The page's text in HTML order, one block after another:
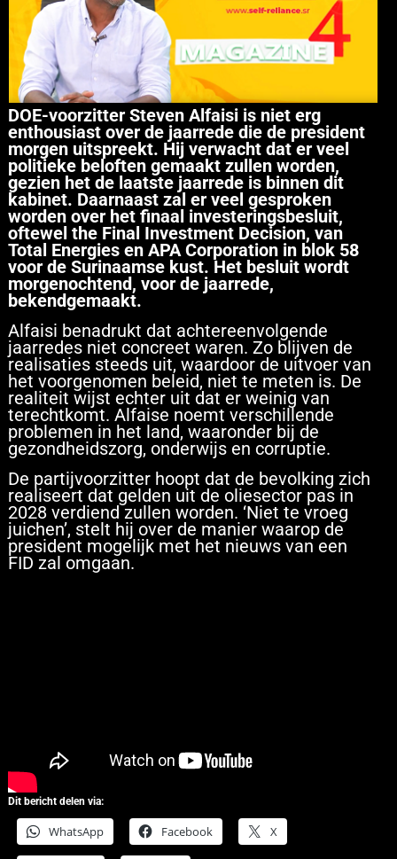
DOE-voorzitter Steven Alfaisi is niet erg
enthousiast over de jaarrede die de president
morgen uitspreekt. Hij verwacht dat er veel
politieke beloften gemaakt zullen worden,
gezien het de laatste jaarrede is binnen dit
kabinet. Daarnaast zal er veel gesproken
worden over het finaal investeringsbesluit,
oftewel the Final Investment Decision, van
Total Energies en APA Corporation in blok 58
voor de Surinaamse kust. Het besluit wordt
morgenochtend, voor de jaarrede,
bekendgemaakt.
Alfaisi benadrukt dat achtereenvolgende
jaarredes niet concreet waren. Zo blijven de
realisaties steeds uit, waardoor de uitvoer van
het voorgenomen beleid, niet te meten is. De
realiteit wijst echter uit dat er weinig van
terechtkomt. Alfaise noemt verschillende
problemen in het land, waaronder bij de
gezondheidszorg, onderwijs en corruptie.
De partijvoorzitter hoopt dat de bevolking zich
realiseert dat gelden uit de oliesector pas in
2028 verdiend zullen worden. ‘Niet te vroeg
juichen’, stelt hij over de manier waarop de
president mogelijk met het nieuws van een
FID zal omgaan.
Dit bericht delen via:
WhatsApp Facebook X